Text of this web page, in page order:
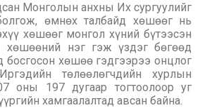
Монголын анхны Их сургуулийг
өмнөх талбайд хөшөөг нь
хөшөөг монгол хүний бүтээсэн
хөшөөний нэг гэж үздэг бөгөөд
босгосон хөшөө гэдгээрээ онцлог
төлөөлөгчдийн хурлын
оны 197 дугаар тогтоолоор уг
хамгаалалтад авсан байна.